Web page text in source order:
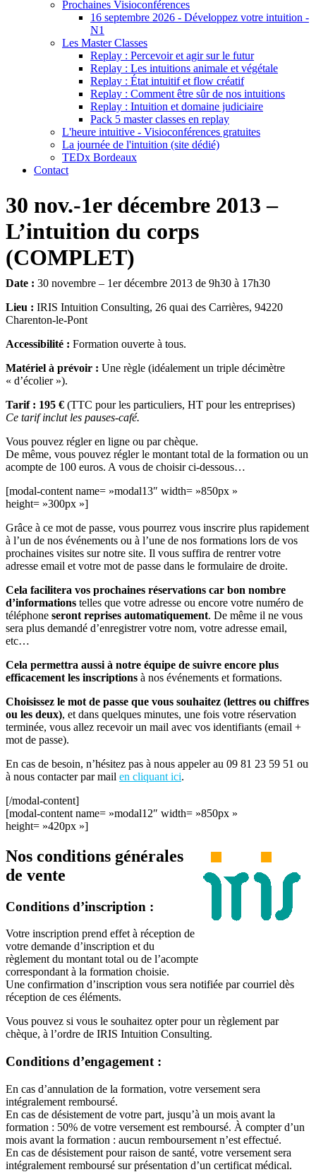
Prochaines Visioconférences
16 septembre 2026 - Développez votre intuition -
N1
Les Master Classes
Replay : Percevoir et agir sur le futur
Replay : Les intuitions animale et végétale
Replay : État intuitif et flow créatif
Replay : Comment être sûr de nos intuitions
Replay : Intuition et domaine judiciaire
Pack 5 master classes en replay
L'heure intuitive - Visioconférences gratuites
La journée de l'intuition (site dédié)
TEDx Bordeaux
Contact
30 nov.-1er décembre 2013 –
L’intuition du corps
(COMPLET)
Date : 30 novembre – 1er décembre 2013 de 9h30 à 17h30
Lieu : IRIS Intuition Consulting, 26 quai des Carrières, 94220
Charenton-le-Pont
Accessibilité : Formation ouverte à tous.
Matériel à prévoir : Une règle (idéalement un triple décimètre
« d’écolier »).
Tarif : 195 € (TTC pour les particuliers, HT pour les entreprises)
Ce tarif inclut les pauses-café.
Vous pouvez régler en ligne ou par chèque.
De même, vous pouvez régler le montant total de la formation ou un
acompte de 100 euros. A vous de choisir ci-dessous…
[modal-content name= »modal13″ width= »850px »
height= »300px »]
Grâce à ce mot de passe, vous pourrez vous inscrire plus rapidement
à l’un de nos événements ou à l’une de nos formations lors de vos
prochaines visites sur notre site. Il vous suffira de rentrer votre
adresse email et votre mot de passe dans le formulaire de droite.
Cela facilitera vos prochaines réservations car bon nombre
d’informations telles que votre adresse ou encore votre numéro de
téléphone seront reprises automatiquement. De même il ne vous
sera plus demandé d’enregistrer votre nom, votre adresse email,
etc…
Cela permettra aussi à notre équipe de suivre encore plus
efficacement les inscriptions à nos événements et formations.
Choisissez le mot de passe que vous souhaitez (lettres ou chiffres
ou les deux), et dans quelques minutes, une fois votre réservation
terminée, vous allez recevoir un mail avec vos identifiants (email +
mot de passe).
En cas de besoin, n’hésitez pas à nous appeler au 09 81 23 59 51 ou
à nous contacter par mail en cliquant ici.
[/modal-content]
[modal-content name= »modal12″ width= »850px »
height= »420px »]
Nos conditions générales
de vente
Conditions d’inscription :
Votre inscription prend effet à réception de
votre demande d’inscription et du
règlement du montant total ou de l’acompte
correspondant à la formation choisie.
Une confirmation d’inscription vous sera notifiée par courriel dès
réception de ces éléments.
Vous pouvez si vous le souhaitez opter pour un règlement par
chèque, à l’ordre de IRIS Intuition Consulting.
Conditions d’engagement :
En cas d’annulation de la formation, votre versement sera
intégralement remboursé.
En cas de désistement de votre part, jusqu’à un mois avant la
formation : 50% de votre versement est remboursé. À compter d’un
mois avant la formation : aucun remboursement n’est effectué.
En cas de désistement pour raison de santé, votre versement sera
intégralement remboursé sur présentation d’un certificat médical.